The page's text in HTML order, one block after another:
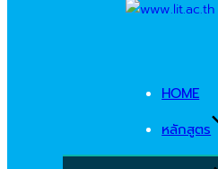
HOME
หลักสูตร